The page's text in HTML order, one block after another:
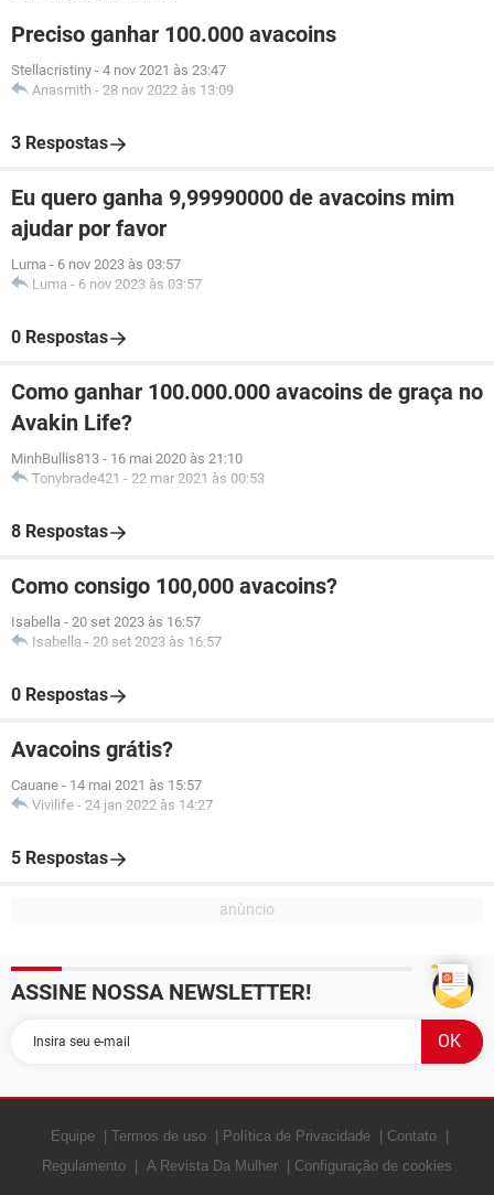
Preciso ganhar 100.000 avacoins
Stellacristiny - 4 nov 2021 às 23:47
Anasmith - 28 nov 2022 às 13:09
3 Respostas
Eu quero ganha 9,99990000 de avacoins mim
ajudar por favor
Luma - 6 nov 2023 às 03:57
Luma - 6 nov 2023 às 03:57
0 Respostas
Como ganhar 100.000.000 avacoins de graça no
Avakin Life?
MinhBullis813 - 16 mai 2020 às 21:10
Tonybrade421 - 22 mar 2021 às 00:53
8 Respostas
Como consigo 100,000 avacoins?
Isabella - 20 set 2023 às 16:57
Isabella - 20 set 2023 às 16:57
0 Respostas
Avacoins grátis?
Cauane - 14 mai 2021 às 15:57
Vivilife - 24 jan 2022 às 14:27
5 Respostas
ASSINE NOSSA NEWSLETTER!
Equipe Termos de uso Política de Privacidade
Contato
Regulamento
A Revista Da Mulher Configuração de cookies